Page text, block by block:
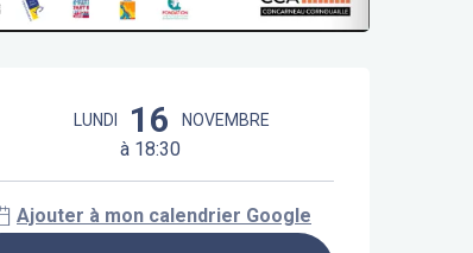
et coordonnées
LUNDI 16 NOVEMBRE
à 18:30
Ajouter à mon calendrier Google